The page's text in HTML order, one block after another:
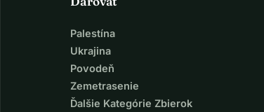
Palestína
Ukrajina
Povodeň
Zemetrasenie
Ďalšie Kategórie Zbierok